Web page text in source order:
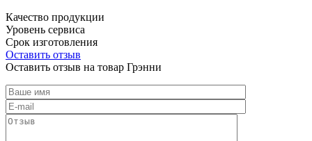
Качество продукции
Уровень сервиса
Срок изготовления
Оставить отзыв
Оставить отзыв на товар Грэнни